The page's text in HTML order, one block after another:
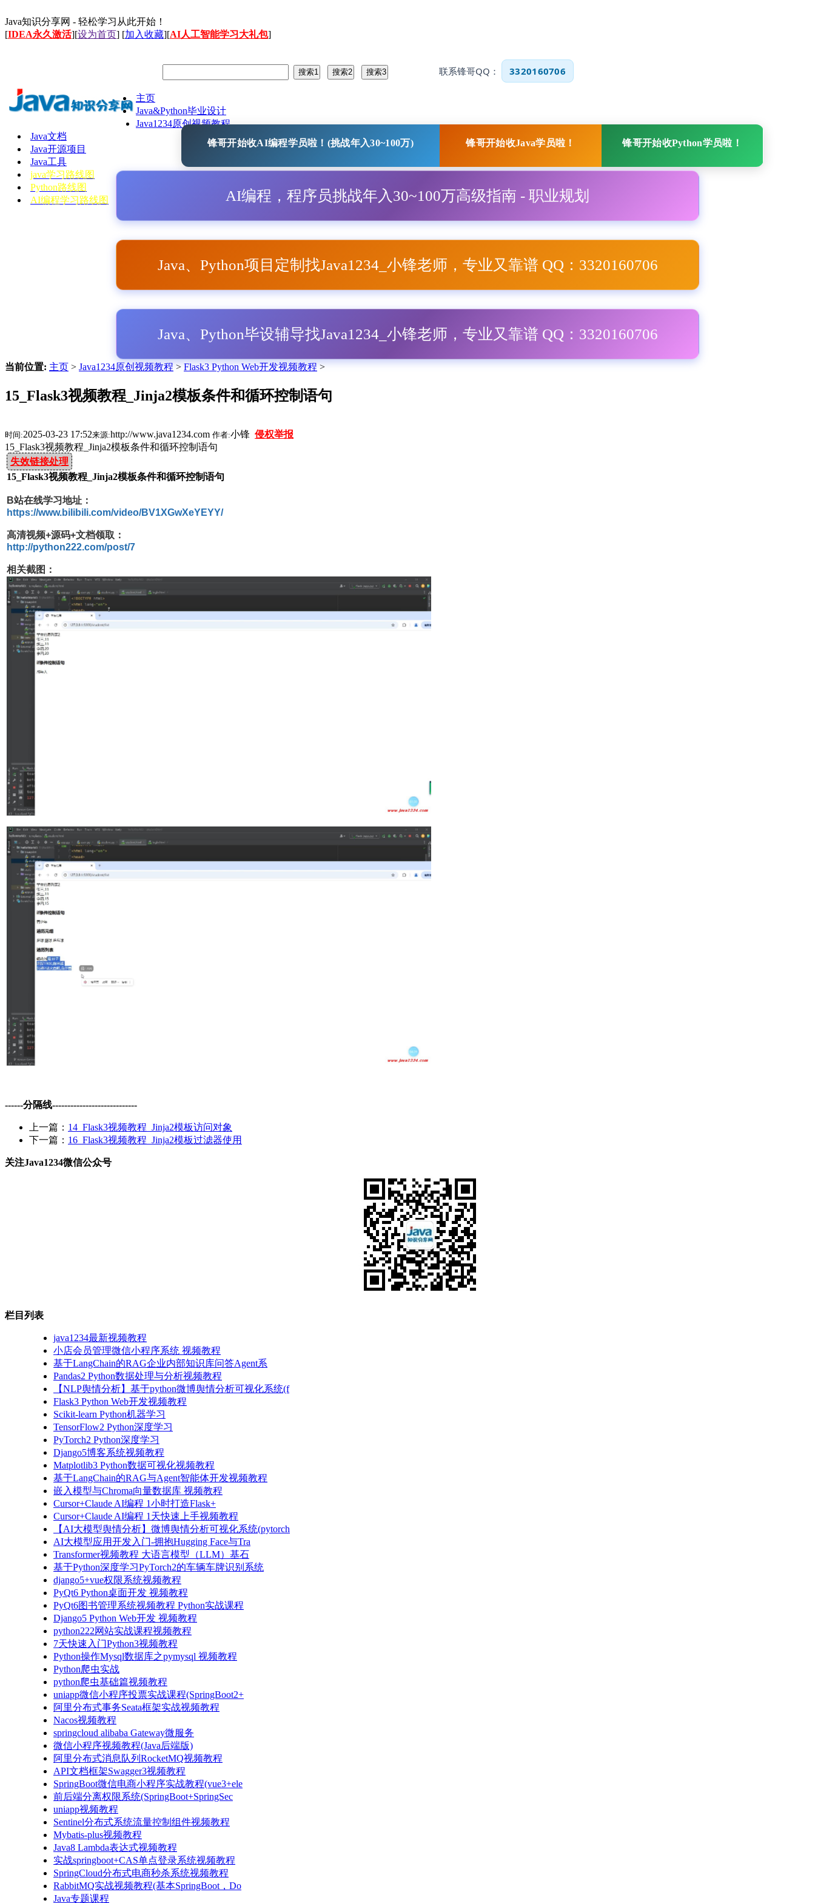
Java知识分享网 - 轻松学习从此开始！
[IDEA永久激活][设为首页] [加入收藏][AI人工智能学习大礼包]
联系锋哥QQ： 3320160706
主页
Java&Python毕业设计
Java1234原创视频教程
Java文档
Java开源项目
Java工具
java学习路线图
Python路线图
AI编程学习路线图
锋哥开始收AI编程学员啦！(挑战年入30~100万) 锋哥开始收Java学员啦！ 锋哥开始收Python学员啦！
AI编程，程序员挑战年入30~100万高级指南 - 职业规划
Java、Python项目定制找Java1234_小锋老师，专业又靠谱 QQ：3320160706
Java、Python毕设辅导找Java1234_小锋老师，专业又靠谱 QQ：3320160706
当前位置: 主页 > Java1234原创视频教程 > Flask3 Python Web开发视频教程 >
15_Flask3视频教程_Jinja2模板条件和循环控制语句
时间:2025-03-23 17:52来源:http://www.java1234.com 作者:小锋 侵权举报
15_Flask3视频教程_Jinja2模板条件和循环控制语句
失效链接处理
15_Flask3视频教程_Jinja2模板条件和循环控制语句
B站在线学习地址：
https://www.bilibili.com/video/BV1XGwXeYEYY/
高清视频+源码+文档领取：
http://python222.com/post/7
相关截图：
------分隔线----------------------------
上一篇： 14_Flask3视频教程_Jinja2模板访问对象
下一篇： 16_Flask3视频教程_Jinja2模板过滤器使用
关注Java1234微信公众号
栏目列表
java1234最新视频教程
小店会员管理微信小程序系统 视频教程
基于LangChain的RAG企业内部知识库问答Agent系
Pandas2 Python数据处理与分析视频教程
【NLP舆情分析】基于python微博舆情分析可视化系统(f
Flask3 Python Web开发视频教程
Scikit-learn Python机器学习
TensorFlow2 Python深度学习
PyTorch2 Python深度学习
Django5博客系统视频教程
Matplotlib3 Python数据可视化视频教程
基于LangChain的RAG与Agent智能体开发视频教程
嵌入模型与Chroma向量数据库 视频教程
Cursor+Claude AI编程 1小时打造Flask+
Cursor+Claude AI编程 1天快速上手视频教程
【AI大模型舆情分析】微博舆情分析可视化系统(pytorch
AI大模型应用开发入门-拥抱Hugging Face与Tra
Transformer视频教程 大语言模型（LLM）基石
基于Python深度学习PyTorch2的车辆车牌识别系统
django5+vue权限系统视频教程
PyQt6 Python桌面开发 视频教程
PyQt6图书管理系统视频教程 Python实战课程
Django5 Python Web开发 视频教程
python222网站实战课程视频教程
7天快速入门Python3视频教程
Python操作Mysql数据库之pymysql 视频教程
Python爬虫实战
python爬虫基础篇视频教程
uniapp微信小程序投票实战课程(SpringBoot2+
阿里分布式事务Seata框架实战视频教程
Nacos视频教程
springcloud alibaba Gateway微服务
微信小程序视频教程(Java后端版)
阿里分布式消息队列RocketMQ视频教程
API文档框架Swagger3视频教程
SpringBoot微信电商小程序实战教程(vue3+ele
前后端分离权限系统(SpringBoot+SpringSec
uniapp视频教程
Sentinel分布式系统流量控制组件视频教程
Mybatis-plus视频教程
Java8 Lambda表达式视频教程
实战springboot+CAS单点登录系统视频教程
SpringCloud分布式电商秒杀系统视频教程
RabbitMQ实战视频教程(基本SpringBoot，Do
Java专题课程